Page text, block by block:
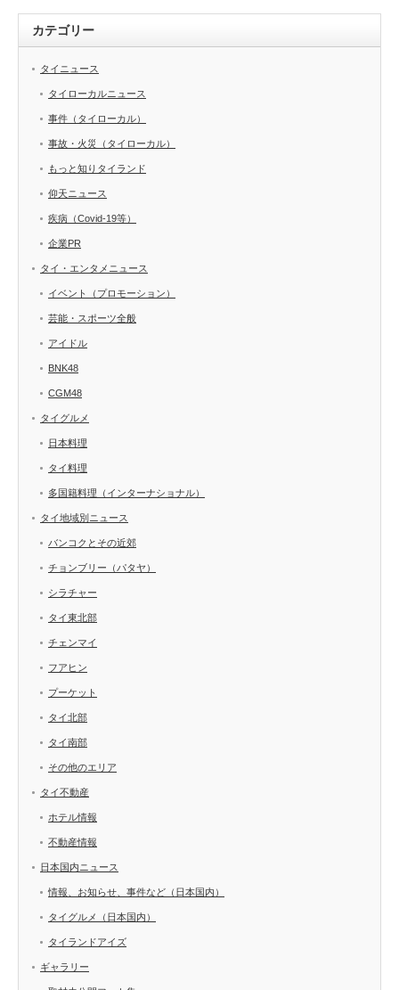
カテゴリー
タイニュース
タイローカルニュース
事件（タイローカル）
事故・火災（タイローカル）
もっと知りタイランド
仰天ニュース
疾病（Covid-19等）
企業PR
タイ・エンタメニュース
イベント（プロモーション）
芸能・スポーツ全般
アイドル
BNK48
CGM48
タイグルメ
日本料理
タイ料理
多国籍料理（インターナショナル）
タイ地域別ニュース
バンコクとその近郊
チョンブリー（パタヤ）
シラチャー
タイ東北部
チェンマイ
フアヒン
プーケット
タイ北部
タイ南部
その他のエリア
タイ不動産
ホテル情報
不動産情報
日本国内ニュース
情報、お知らせ、事件など（日本国内）
タイグルメ（日本国内）
タイランドアイズ
ギャラリー